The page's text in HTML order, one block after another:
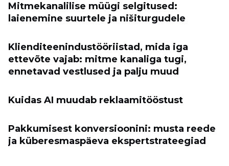
Mitmekanalilise müügi selgitused:
laienemine suurtele ja nišiturgudele
Klienditeenindustööriistad, mida iga
ettevõte vajab: mitme kanaliga tugi,
ennetavad vestlused ja palju muud
Kuidas AI muudab reklaamitööstust
Pakkumisest konversioonini: musta reede
ja küberesmaspäeva ekspertstrateegiad